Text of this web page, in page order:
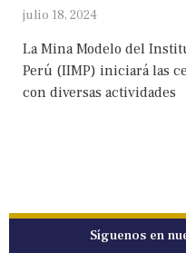
julio 18, 2024
La Mina Modelo del
Perú (IIMP) iniciará las
con diversas actividades
Síguenos en